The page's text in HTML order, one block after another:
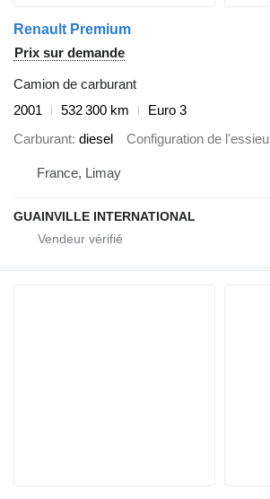
Renault Premium
Prix sur demande
Camion de carburant
2001
532 300 km
Euro 3
Carburant diesel Configuration de l'essieu
France, Limay
GUAINVILLE INTERNATIONAL